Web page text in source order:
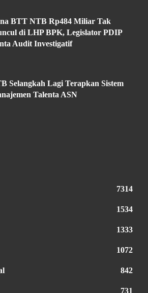
BTT NTB Rp484 Miliar Tak
di LHP BPK, Legislator PDIP
Audit Investigatif
Selangkah Lagi Terapkan Sistem
Talenta ASN
7314
1534
1333
1072
842
731